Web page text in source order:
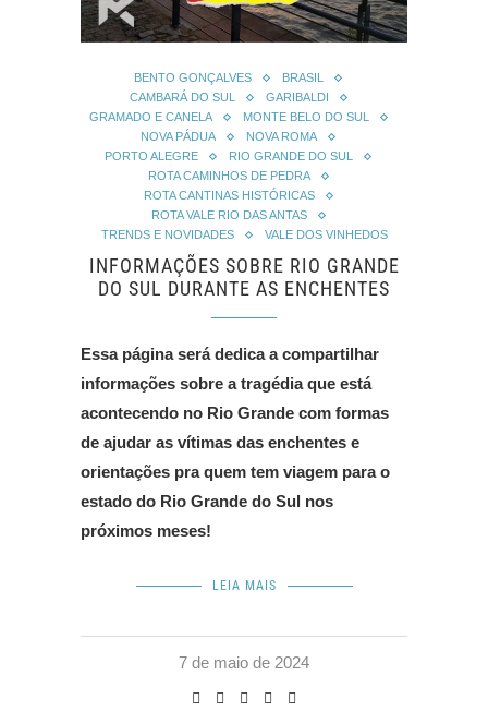
BENTO GONÇALVES
BRASIL
CAMBARÁ DO SUL
GARIBALDI
GRAMADO E CANELA
MONTE BELO DO SUL
NOVA PÁDUA
NOVA ROMA
PORTO ALEGRE
RIO GRANDE DO SUL
ROTA CAMINHOS DE PEDRA
ROTA CANTINAS HISTÓRICAS
ROTA VALE RIO DAS ANTAS
TRENDS E NOVIDADES
VALE DOS VINHEDOS
INFORMAÇÕES SOBRE RIO GRANDE
DO SUL DURANTE AS ENCHENTES
Essa página será dedica a compartilhar
informações sobre a tragédia que está
acontecendo no Rio Grande com formas
de ajudar as vítimas das enchentes e
orientações pra quem tem viagem para o
estado do Rio Grande do Sul nos
próximos meses!
LEIA MAIS
7 de maio de 2024